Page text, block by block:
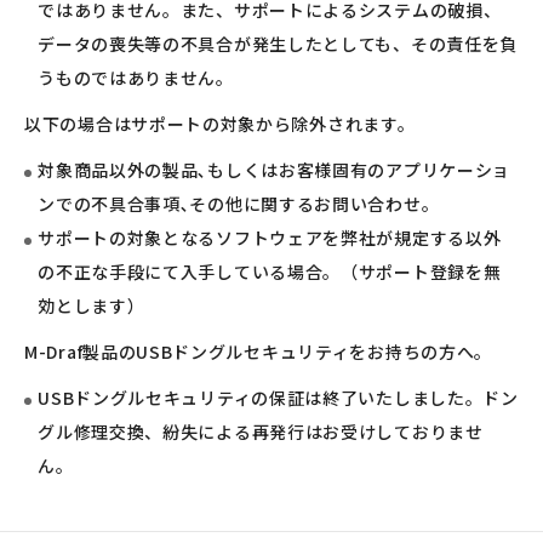
ではありません。また、サポートによるシステムの破損、
データの喪失等の不具合が発生したとしても、その責任を負
うものではありません。
以下の場合はサポートの対象から除外されます。
対象商品以外の製品､もしくはお客様固有のアプリケーショ
ンでの不具合事項､その他に関するお問い合わせ。
サポートの対象となるソフトウェアを弊社が規定する以外
の不正な手段にて入手している場合。（サポート登録を無
効とします）
M-Draf製品のUSBドングルセキュリティをお持ちの方へ。
USBドングルセキュリティの保証は終了いたしました。ドン
グル修理交換、紛失による再発行はお受けしておりませ
ん。